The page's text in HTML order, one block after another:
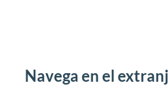
Navega en el